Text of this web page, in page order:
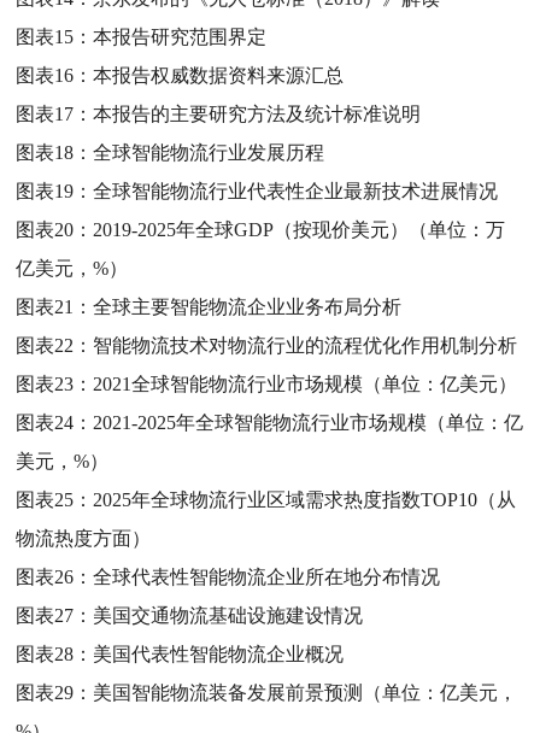
图表15：本报告研究范围界定
图表16：本报告权威数据资料来源汇总
图表17：本报告的主要研究方法及统计标准说明
图表18：全球智能物流行业发展历程
图表19：全球智能物流行业代表性企业最新技术进展情况
图表20： 2019-2025年全球GDP（按现价美元）（单位：万
亿美元，%）
图表21：全球主要智能物流企业业务布局分析
图表22： 智能物流技术对物流行业的流程优化作用机制分析
图表23： 2021全球智能物流行业市场规模（单位：亿美元）
图表24： 2021-2025年全球智能物流行业市场规模（单位：亿
美元，%）
图表25： 2025年全球物流行业区域需求热度指数TOP10（从
物流热度方面）
图表26：全球代表性智能物流企业所在地分布情况
图表27： 美国交通物流基础设施建设情况
图表28： 美国代表性智能物流企业概况
图表29： 美国智能物流装备发展前景预测（单位：亿美元，